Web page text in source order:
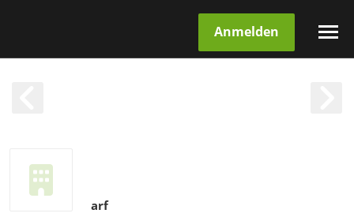
Anmelden
arf